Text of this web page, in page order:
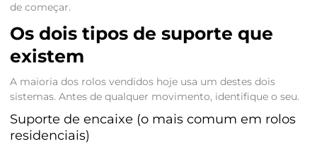
de começar.
Os dois tipos de suporte que
existem
A maioria dos rolos vendidos hoje usa um destes dois
sistemas. Antes de qualquer movimento, identifique o seu.
Suporte de encaixe (o mais comum em rolos
residenciais)